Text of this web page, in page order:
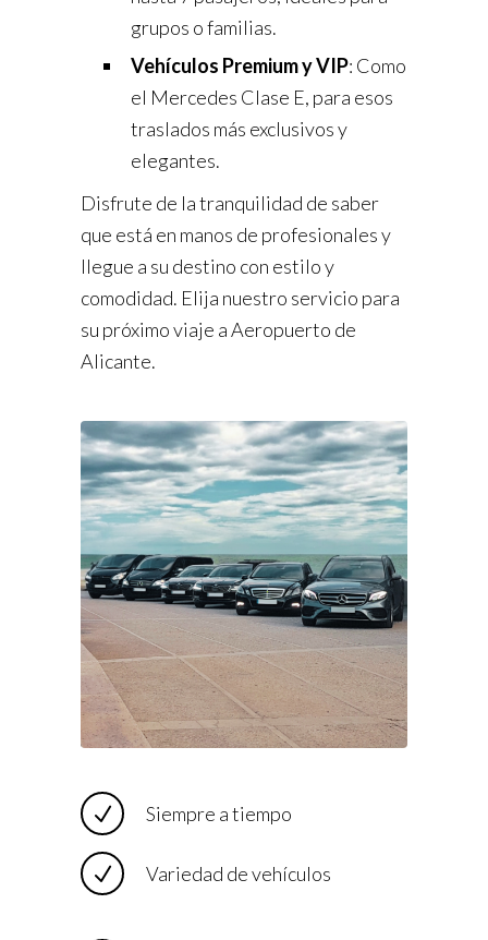
grupos o familias.
Vehículos Premium y VIP: Como
el Mercedes Clase E, para esos
traslados más exclusivos y
elegantes.
Disfrute de la tranquilidad de saber
que está en manos de profesionales y
llegue a su destino con estilo y
comodidad. Elija nuestro servicio para
su próximo viaje a Aeropuerto de
Alicante.
Siempre a tiempo
Variedad de vehículos